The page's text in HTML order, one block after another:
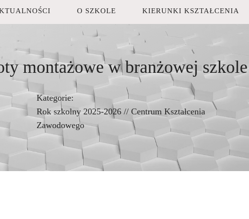
O SZKOLE KIERUNKI KSZTAŁCENIA
montażowe w branżowej
Kategorie:
Rok szkolny 2025-2026 // Centrum Kształcenia
Zawodowego